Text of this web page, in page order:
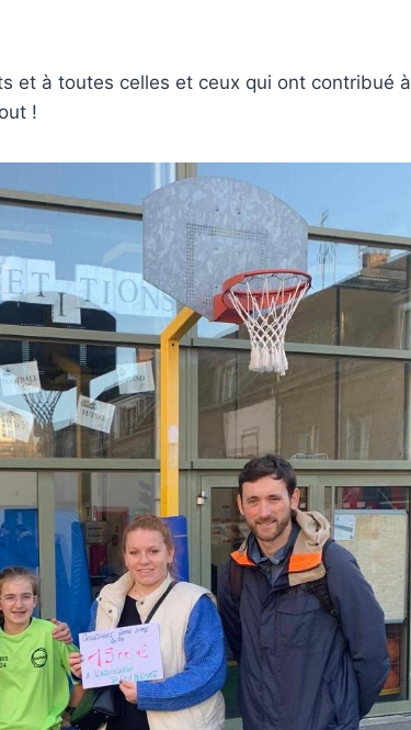
et à toutes celles et ceux qui ont contribué
!